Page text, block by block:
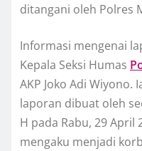
ditangani oleh Polres
Informasi mengenai
Kepala Seksi Humas
AKP Joko Adi Wiyono.
laporan dibuat oleh
H pada Rabu, 29 April
mengaku menjadi